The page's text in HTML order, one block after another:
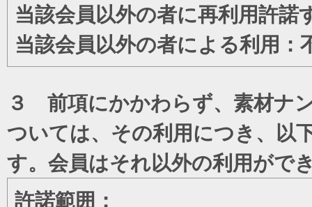
当該会員以外の者に再利用許諾
当該会員以外の者による利用：
３ 前項にかかわらず、素材ナ
ついては、その利用につき、以
す。会員はそれ以外の利用がで
許諾範囲：